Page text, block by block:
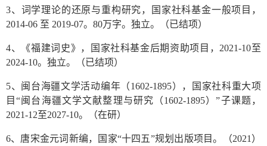
3、词学理论的还原与重构研究，国家社科基金一般项目，
2014-06 至 2019-07。80万字。独立。（已结项）
4、《福建词史》，国家社科基金后期资助项目，2021-10至
2024-10。独立。（已结项）
5、闽台海疆文学活动编年（1602-1895），国家社科重大项
目“闽台海疆文学文献整理与研究（1602-1895）”子课题，
2021-12至2027-10。（在研）
6、唐宋金元词新编，国家“十四五”规划出版项目。（2021）